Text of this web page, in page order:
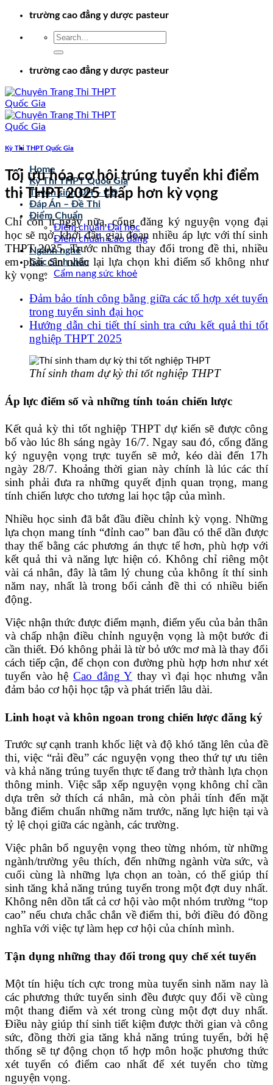
Chuyểntrường cao đẳng y dược pasteur
trường cao đẳng y dược pasteur
Home
Kỳ Thi THPT Quốc Gia
Tuyển sinh ĐH – CĐ
Đáp Án – Đề Thi
Điểm Chuẩn
Điểm chuẩn Đại học
Điểm chuẩn Cao đẳng
Ngành nghề
Góc Sinh viên
Cẩm nang sức khoẻ
Kỳ Thi THPT Quốc Gia
Tối ưu hóa cơ hội trúng tuyển khi điểm
thi THPT 2025 thấp hơn kỳ vọng
Chỉ còn ít ngày nữa, cổng đăng ký nguyện vọng đại
học sẽ mở, khởi đầu giai đoạn nhiều áp lực với thí sinh
THPT 2025. Trước những thay đổi trong đề thi, nhiều
em phải cân nhắc lại lựa chọn khi điểm số không như
kỳ vọng.
Đảm bảo tính công bằng giữa các tổ hợp xét tuyển
trong tuyển sinh đại học
Hướng dẫn chi tiết thí sinh tra cứu kết quả thi tốt
nghiệp THPT 2025
Thí sinh tham dự kỳ thi tốt nghiệp THPT
Áp lực điểm số và những tính toán chiến lược
Kết quả kỳ thi tốt nghiệp THPT dự kiến sẽ được công
bố vào lúc 8h sáng ngày 16/7. Ngay sau đó, cổng đăng
ký nguyện vọng trực tuyến sẽ mở, kéo dài đến 17h
ngày 28/7. Khoảng thời gian này chính là lúc các thí
sinh phải đưa ra những quyết định quan trọng, mang
tính chiến lược cho tương lai học tập của mình.
Nhiều học sinh đã bắt đầu điều chỉnh kỳ vọng. Những
lựa chọn mang tính “đỉnh cao” ban đầu có thể dần được
thay thế bằng các phương án thực tế hơn, phù hợp với
kết quả thi và năng lực hiện có. Không chỉ riêng một
vài cá nhân, đây là tâm lý chung của không ít thí sinh
năm nay, nhất là trong bối cảnh đề thi có nhiều biến
động.
Việc nhận thức được điểm mạnh, điểm yếu của bản thân
và chấp nhận điều chỉnh nguyện vọng là một bước đi
cần thiết. Đó không phải là từ bỏ ước mơ mà là thay đổi
cách tiếp cận, để chọn con đường phù hợp hơn như xét
tuyển vào hệ Cao đẳng Y thay vì đại học nhưng vẫn
đảm bảo cơ hội học tập và phát triển lâu dài.
Linh hoạt và khôn ngoan trong chiến lược đăng ký
Trước sự cạnh tranh khốc liệt và độ khó tăng lên của đề
thi, việc “rải đều” các nguyện vọng theo thứ tự ưu tiên
và khả năng trúng tuyển thực tế đang trở thành lựa chọn
thông minh. Việc sắp xếp nguyện vọng không chỉ cần
dựa trên sở thích cá nhân, mà còn phải tính đến mặt
bằng điểm chuẩn những năm trước, năng lực hiện tại và
tỷ lệ chọi giữa các ngành, các trường.
Việc phân bổ nguyện vọng theo từng nhóm, từ những
ngành/trường yêu thích, đến những ngành vừa sức, và
cuối cùng là những lựa chọn an toàn, có thể giúp thí
sinh tăng khả năng trúng tuyển trong một đợt duy nhất.
Không nên dồn tất cả cơ hội vào một nhóm trường “top
cao” nếu chưa chắc chắn về điểm thi, bởi điều đó đồng
nghĩa với việc tự làm hẹp cơ hội của chính mình.
Tận dụng những thay đổi trong quy chế xét tuyển
Một tín hiệu tích cực trong mùa tuyển sinh năm nay là
các phương thức tuyển sinh đều được quy đổi về cùng
một thang điểm và xét trong cùng một đợt duy nhất.
Điều này giúp thí sinh tiết kiệm được thời gian và công
sức, đồng thời gia tăng khả năng trúng tuyển, bởi hệ
thống sẽ tự động chọn tổ hợp môn hoặc phương thức
xét tuyển có điểm cao nhất để xét tuyển cho từng
nguyện vọng.